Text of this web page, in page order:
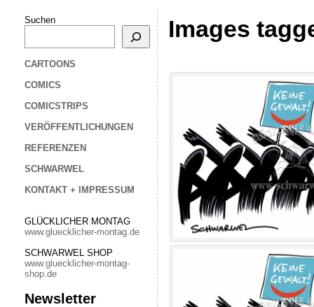
Suchen
CARTOONS
COMICS
COMICSTRIPS
VERÖFFENTLICHUNGEN
REFERENZEN
SCHWARWEL
KONTAKT + IMPRESSUM
GLÜCKLICHER MONTAG
www.gluecklicher-montag.de
SCHWARWEL SHOP
www.gluecklicher-montag-
shop.de
Newsletter
Images